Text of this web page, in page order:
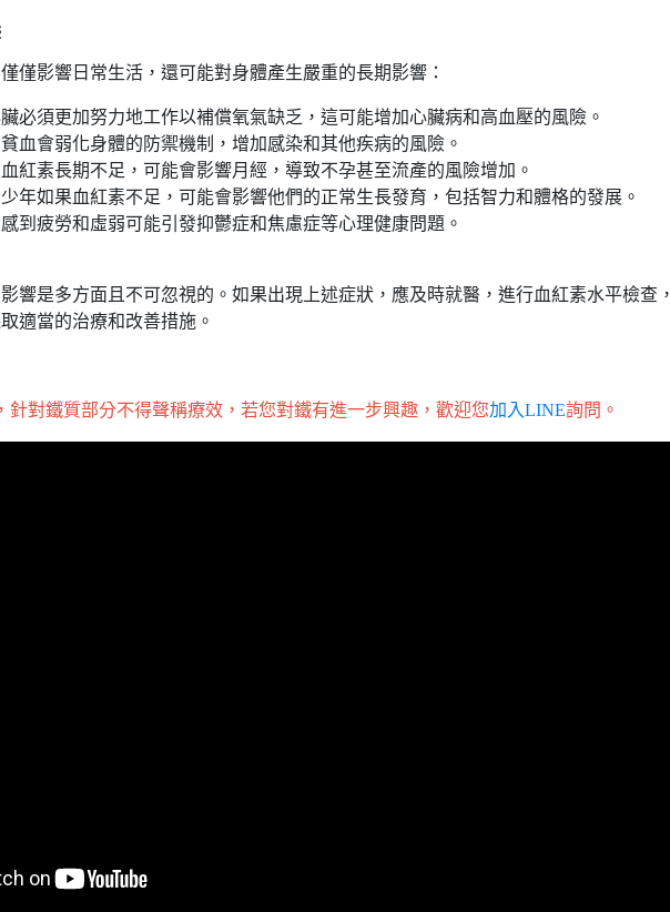
僅影響日常生活，還可能對身體產生嚴重的長期影響：
臟必須更加努力地工作以補償氧氣缺乏，這可能增加心臟病和高血壓的風險。
貧血會弱化身體的防禦機制，增加感染和其他疾病的風險。
血紅素長期不足，可能會影響月經，導致不孕甚至流產的風險增加。
少年如果血紅素不足，可能會影響他們的正常生長發育，包括智力和體格的發展。
感到疲勞和虛弱可能引發抑鬱症和焦慮症等心理健康問題。
響是多方面且不可忽視的。如果出現上述症狀，應及時就醫，進行血紅素水平檢查，
適當的治療和改善措施。
針對鐵質部分不得聲稱療效，若您對鐵有進一步興趣，歡迎您加入LINE詢問。